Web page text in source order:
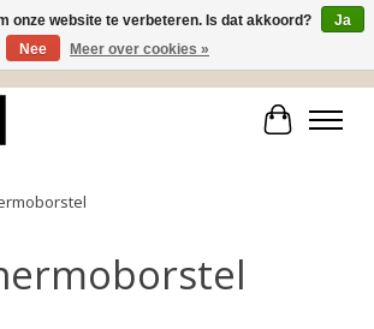
hier! Voor 15.00 uur besteld, wordt dezelfde dag
onze website te verbeteren. Is dat akkoord?
Ja
Nee
Meer over cookies »